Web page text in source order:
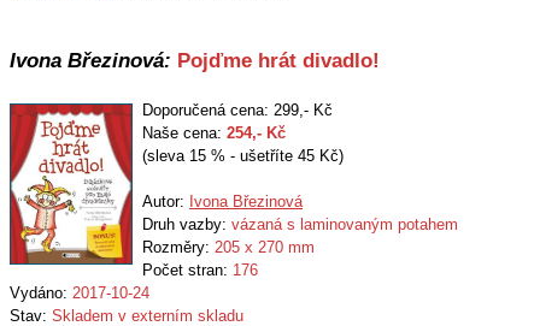
Ivona Březinová: Pojďme hrát divadlo!
Doporučená cena: 299,- Kč
Naše cena: 254,- Kč
(sleva 15 % - ušetříte 45 Kč)
Autor: Ivona Březinová
Druh vazby: vázaná s laminovaným potahem
Rozměry: 205 x 270 mm
Počet stran: 176
Vydáno: 2017-10-24
Stav: Skladem v externím skladu